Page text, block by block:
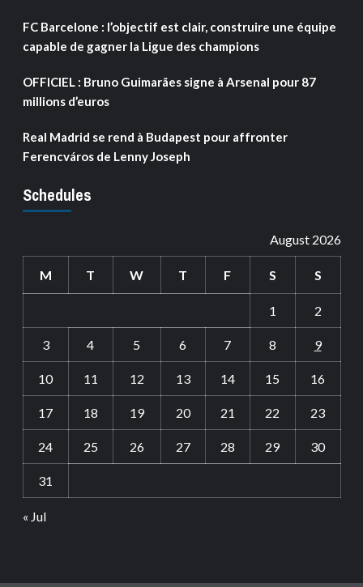
FC Barcelone : l’objectif est clair, construire une équipe
capable de gagner la Ligue des champions
OFFICIEL : Bruno Guimarães signe à Arsenal pour 87
millions d’euros
Real Madrid se rend à Budapest pour affronter
Ferencváros de Lenny Joseph
Schedules
August 2026
M T W T F S S
1 2
3 4 5 6 7 8 9
10 11 12 13 14 15 16
17 18 19 20 21 22 23
24 25 26 27 28 29 30
31
« Jul